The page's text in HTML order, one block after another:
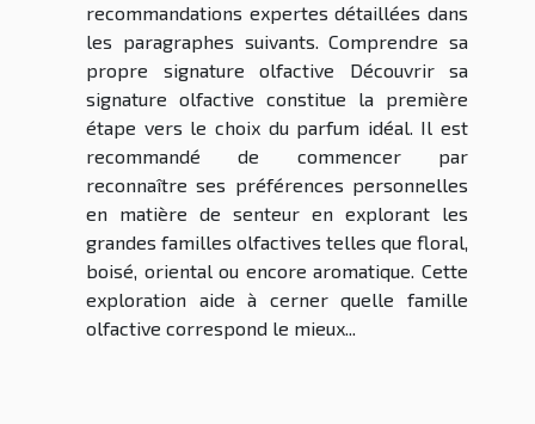
recommandations expertes détaillées dans
les paragraphes suivants. Comprendre sa
propre signature olfactive Découvrir sa
signature olfactive constitue la première
étape vers le choix du parfum idéal. Il est
recommandé de commencer par
reconnaître ses préférences personnelles
en matière de senteur en explorant les
grandes familles olfactives telles que floral,
boisé, oriental ou encore aromatique. Cette
exploration aide à cerner quelle famille
olfactive correspond le mieux...